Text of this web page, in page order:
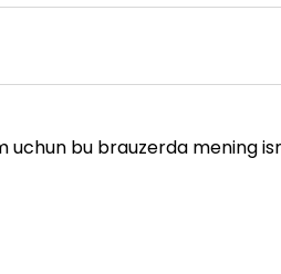
uchun bu brauzerda mening